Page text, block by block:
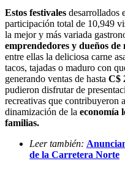
Estos festivales desarrollados
participación total de 10,949
la mejor y más variada
emprendedores y dueños
entre ellas la deliciosa carne
tacos, tajadas o maduro con
generando ventas de hasta C$
pudieron disfrutar de
recreativas que contribuyeron
dinamización de la economía
familias.
Leer también:
de la Carretera Norte